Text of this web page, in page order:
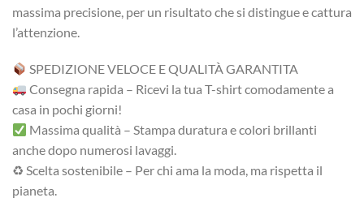
massima precisione, per un risultato che si distingue e cattura
l’attenzione.
SPEDIZIONE VELOCE E QUALITÀ GARANTITA
Consegna rapida – Ricevi la tua T-shirt comodamente a
casa in pochi giorni!
Massima qualità – Stampa duratura e colori brillanti
anche dopo numerosi lavaggi.
♻ Scelta sostenibile – Per chi ama la moda, ma rispetta il
pianeta.